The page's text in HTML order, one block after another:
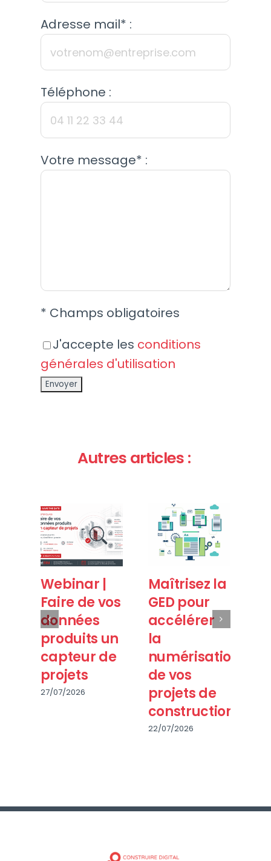
Adresse mail* :
Téléphone :
Votre message* :
* Champs obligatoires
J'accepte les conditions
générales d'utilisation
Autres articles :
Webinar |
Faire de vos
données
produits un
capteur de
projets
27/07/2026
Maîtrisez la
GED pour
accélérer
la
numérisation
de vos
projets de
construction
22/07/2026